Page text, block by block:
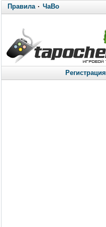
Правила· ЧаВо
Регистрация